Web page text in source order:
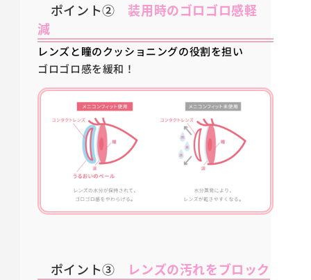
ポイント②装用時のゴロゴロ感軽
減
レンズと瞳のクッショニングの役割を担い
ゴロゴロ感を緩和！
ポイント③ レンズの汚れをブロック